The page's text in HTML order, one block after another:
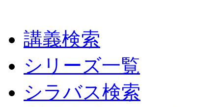
講義検索
シリーズ一覧
シラバス検索